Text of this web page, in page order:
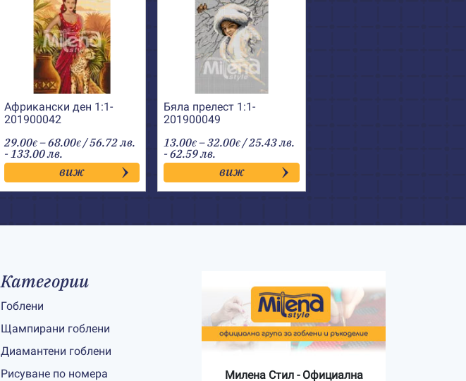
Африкански ден 1:1-
201900042
29.00€ –68.00€Price
range:
29.00€
through
68.00€
/ 56.72 лв.
- 133.00 лв.
виж
Бяла прелест 1:1-
201900049
13.00€ –32.00€Price
range:
13.00€
through
32.00€
/ 25.43 лв.
- 62.59 лв.
виж
Категории
Гоблени
Щампирани гоблени
Диамантени гоблени
Рисуване по номера
Милена Стил - Официална